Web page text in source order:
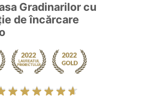
Gradinarilor cu
de încărcare